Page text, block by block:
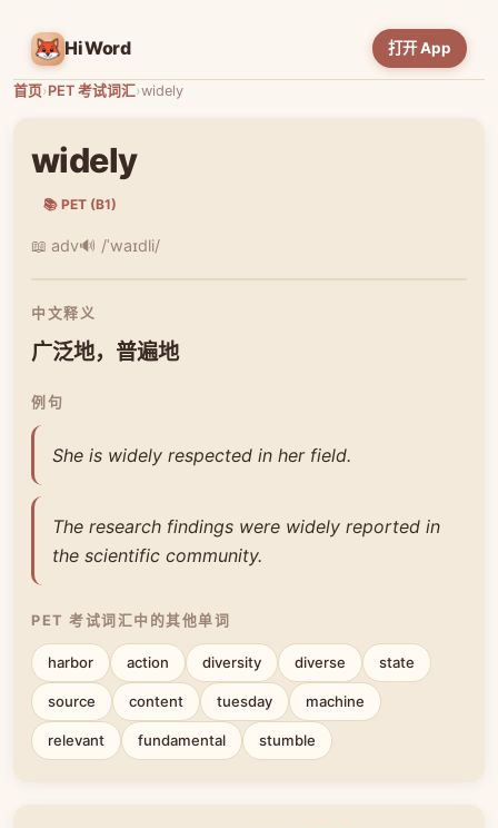
HiWord 打开 App
首页›PET 考试词汇›widely
widely
📚 PET (B1)
📖 adv🔊 /ˈwaɪdli/
中文释义
广泛地，普遍地
例句
She is widely respected in her field.
The research findings were widely reported in
the scientific community.
PET 考试词汇中的其他单词
harbor action diversity diverse state
source content tuesday machine
relevant fundamental stumble